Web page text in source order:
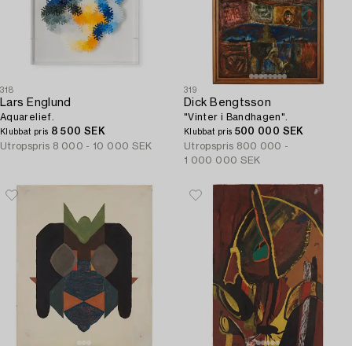
318
Lars Englund
Aquarelief.
Klubbat pris 8 500 SEK
Utropspris 8 000 - 10 000 SEK
319
Dick Bengtsson
"Vinter i Bandhagen".
Klubbat pris 500 000 SEK
Utropspris 800 000 -
1 000 000 SEK